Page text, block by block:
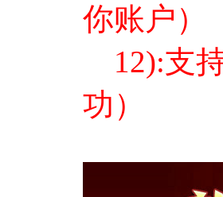
你账户）
12):支
功）